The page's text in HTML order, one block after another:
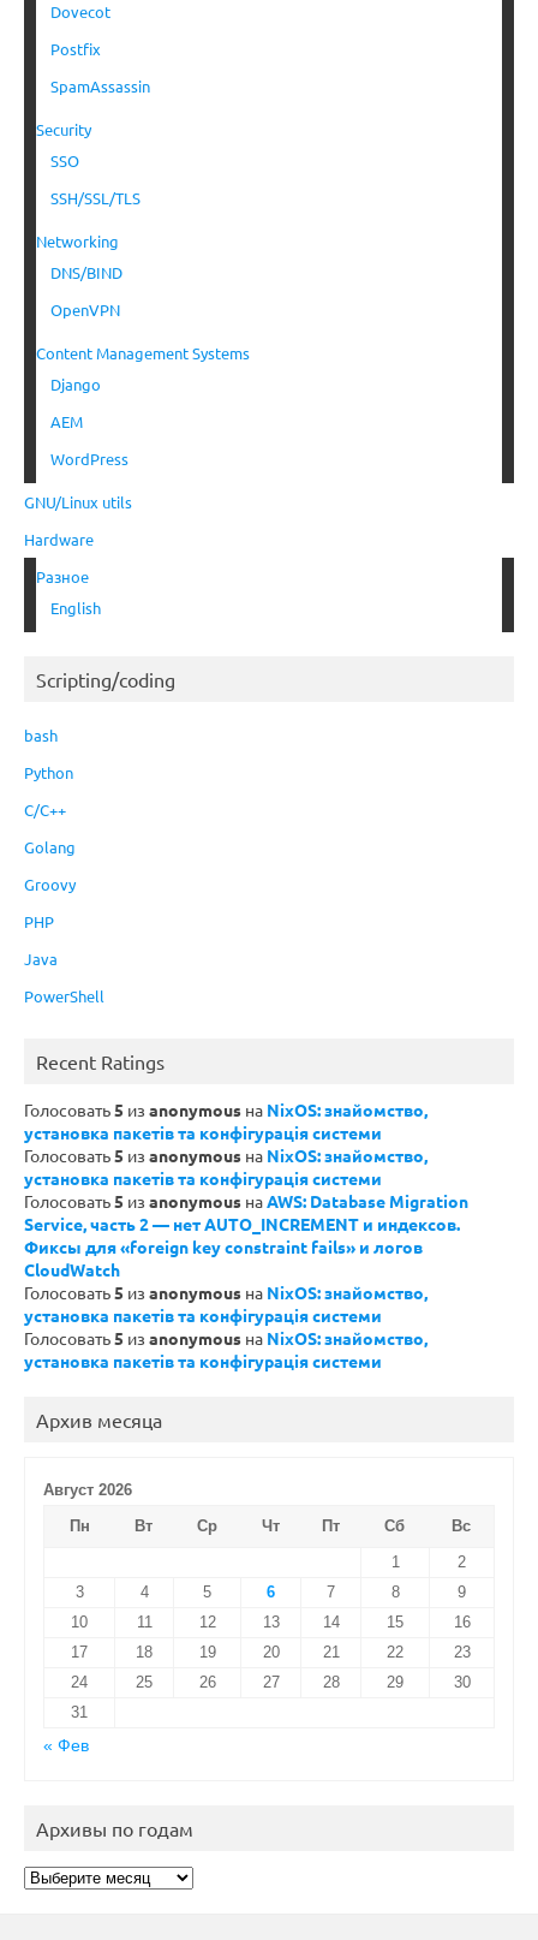
Dovecot
Postfix
SpamAssassin
Security
SSO
SSH/SSL/TLS
Networking
DNS/BIND
OpenVPN
Content Management Systems
Django
AEM
WordPress
GNU/Linux utils
Hardware
Разное
English
Scripting/coding
bash
Python
C/C++
Golang
Groovy
PHP
Java
PowerShell
Recent Ratings
Голосовать5 из anonymous на NixOS: знайомство,
установка пакетів та конфігурація системи
Голосовать5 из anonymous на NixOS: знайомство,
установка пакетів та конфігурація системи
Голосовать5 из anonymous наAWS: Database Migration
Service, часть 2 — нет AUTO_INCREMENT и индексов.
Фиксы для «foreign key constraint fails» и логов
CloudWatch
Голосовать5 из anonymous на NixOS: знайомство,
установка пакетів та конфігурація системи
Голосовать5 из anonymous на NixOS: знайомство,
установка пакетів та конфігурація системи
Архив месяца
Август 2026
Пн
Вт Ср Чт Пт Сб
Вс
1
2
3
4 5 6 7 8
9
10
11 12 13 14 15
16
17
18 19 20 21 22
23
24
25 26 27 28 29
30
31
« Фев
Архивы по годам
Архивы